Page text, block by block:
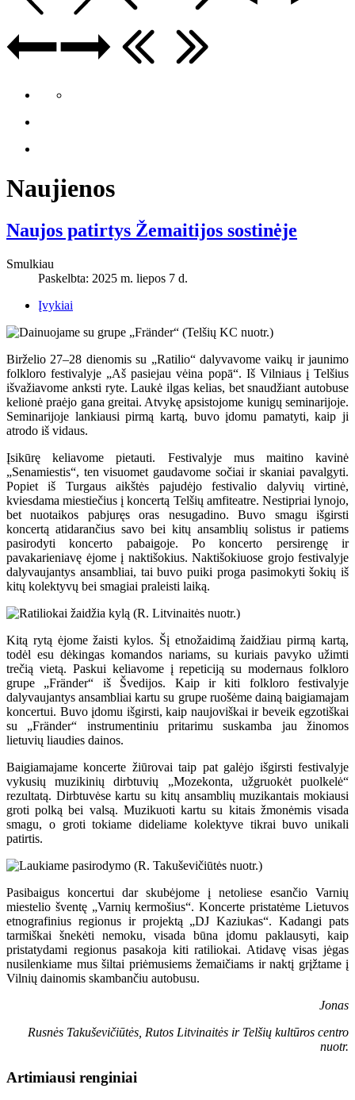
Naujienos
Naujos patirtys Žemaitijos sostinėje
Smulkiau
Paskelbta: 2025 m. liepos 7 d.
Įvykiai
Birželio 27–28 dienomis su „Ratilio“ dalyvavome vaikų ir jaunimo
folkloro festivalyje „Aš pasiejau vėina popā“. Iš Vilniaus į Telšius
išvažiavome anksti ryte. Laukė ilgas kelias, bet snaudžiant autobuse
kelionė praėjo gana greitai. Atvykę apsistojome kunigų seminarijoje.
Seminarijoje lankiausi pirmą kartą, buvo įdomu pamatyti, kaip ji
atrodo iš vidaus.
Įsikūrę keliavome pietauti. Festivalyje mus maitino kavinė
„Senamiestis“, ten visuomet gaudavome sočiai ir skaniai pavalgyti.
Popiet iš Turgaus aikštės pajudėjo festivalio dalyvių virtinė,
kviesdama miestiečius į koncertą Telšių amfiteatre. Nestipriai lynojo,
bet nuotaikos pabjuręs oras nesugadino. Buvo smagu išgirsti
koncertą atidarančius savo bei kitų ansamblių solistus ir patiems
pasirodyti koncerto pabaigoje. Po koncerto persirengę ir
pavakarieniavę ėjome į naktišokius. Naktišokiuose grojo festivalyje
dalyvaujantys ansambliai, tai buvo puiki proga pasimokyti šokių iš
kitų kolektyvų bei smagiai praleisti laiką.
Kitą rytą ėjome žaisti kylos. Šį etnožaidimą žaidžiau pirmą kartą,
todėl esu dėkingas komandos nariams, su kuriais pavyko užimti
trečią vietą. Paskui keliavome į repeticiją su modernaus folkloro
grupe „Fränder“ iš Švedijos. Kaip ir kiti folkloro festivalyje
dalyvaujantys ansambliai kartu su grupe ruošėme dainą baigiamajam
koncertui. Buvo įdomu išgirsti, kaip naujoviškai ir beveik egzotiškai
su „Fränder“ instrumentiniu pritarimu suskamba jau žinomos
lietuvių liaudies dainos.
Baigiamajame koncerte žiūrovai taip pat galėjo išgirsti festivalyje
vykusių muzikinių dirbtuvių „Mozekonta, užgruokėt puolkelė“
rezultatą. Dirbtuvėse kartu su kitų ansamblių muzikantais mokiausi
groti polką bei valsą. Muzikuoti kartu su kitais žmonėmis visada
smagu, o groti tokiame dideliame kolektyve tikrai buvo unikali
patirtis.
Pasibaigus koncertui dar skubėjome į netoliese esančio Varnių
miestelio šventę „Varnių kermošius“. Koncerte pristatėme Lietuvos
etnografinius regionus ir projektą „DJ Kaziukas“. Kadangi pats
tarmiškai šnekėti nemoku, visada būna įdomu paklausyti, kaip
pristatydami regionus pasakoja kiti ratiliokai. Atidavę visas jėgas
nusilenkiame mus šiltai priėmusiems žemaičiams ir naktį grįžtame į
Vilnių dainomis skambančiu autobusu.
Jonas
Rusnės Takuševičiūtės, Rutos Litvinaitės ir Telšių kultūros centro
nuotr.
Artimiausi renginiai